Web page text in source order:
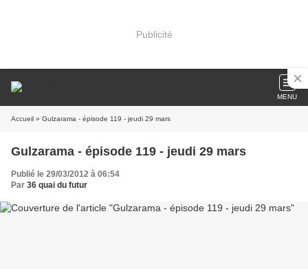
Publicité
MENU
Accueil » Gulzarama - épisode 119 - jeudi 29 mars
Gulzarama - épisode 119 - jeudi 29 mars
Publié le 29/03/2012 à 06:54
Par 36 quai du futur